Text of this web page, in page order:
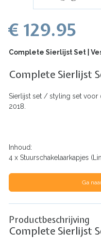
€ 129.95
Complete Sierlijst Set |
Complete Sierlijst
Sierlijst set / styling set voor
2018.
Inhoud:
4 x Stuurschakelaarkapjes
Ga
Productbeschrijving
Complete Sierlijst